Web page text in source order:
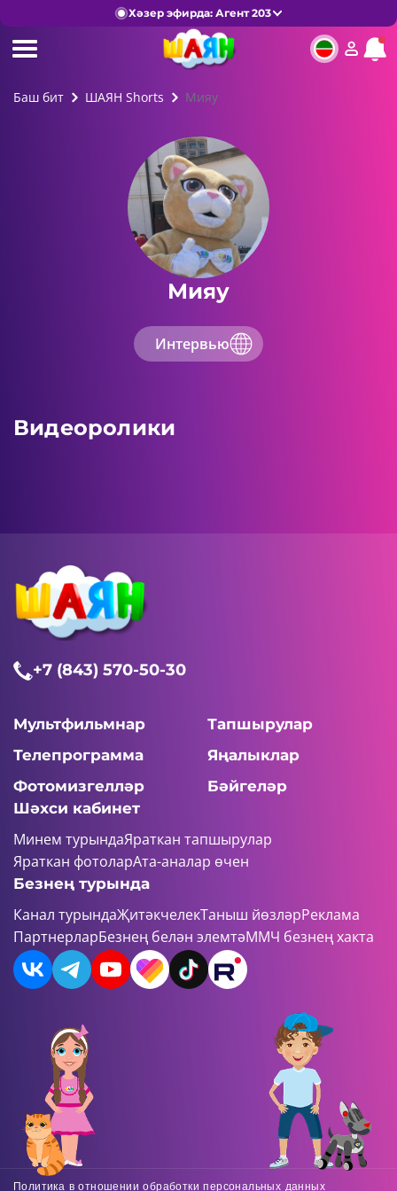
Хәзер эфирда: Агент 203
Баш бит ШАЯН Shorts Мияу
Мияу
Интервью
Видеоролики
+7 (843) 570-50-30
Мультфильмнар
Тапшырулар
Телепрограмма
Яңалыклар
Фотомизгелләр
Бәйгеләр
Шәхси кабинет
Минем турындаЯраткан тапшырулар
Яраткан фотоларАта-аналар өчен
Безнең турында
Канал турындаҖитәкчелекТаныш йөзләрРеклама
ПартнерларБезнең белән элемтәММЧ безнең хакта
Политика в отношении обработки персональных данных